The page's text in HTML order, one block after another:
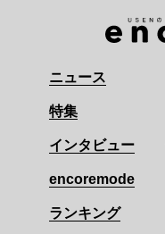
ニュース
特集
インタビュー
encoremode
ランキング